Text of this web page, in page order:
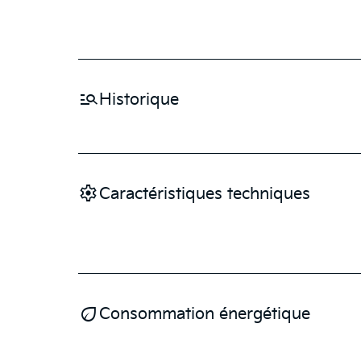
manage_searchHistorique
settingsCaractéristiques techniques
eco Consommation énergétique